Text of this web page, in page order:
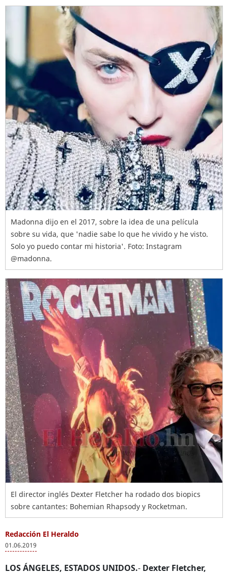
Madonna dijo en el 2017, sobre la idea de una película
sobre su vida, que 'nadie sabe lo que he vivido y he visto.
Solo yo puedo contar mi historia'. Foto: Instagram
@madonna.
El director inglés Dexter Fletcher ha rodado dos biopics
sobre cantantes: Bohemian Rhapsody y Rocketman.
Redacción El Heraldo
01.06.2019
LOS ÁNGELES, ESTADOS UNIDOS.- Dexter Fletcher,